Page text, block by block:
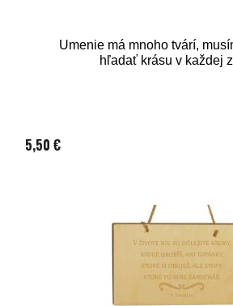
Umenie má mnoho tvárí,
hľadať krásu v každej
5,50 €